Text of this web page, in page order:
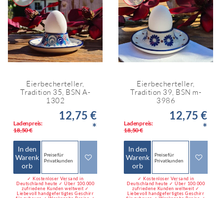
Eierbecherteller,
Tradition 35, BSN A-
1302
Ladenpreis:
18,50 €
12,75 €
*
In den
Warenk
orb
Preise für
Privatkunden
✓ Kostenloser Versand in
Deutschland heute ✓ Über 100.000
zufriedene Kunden weltweit ✓
Liebevoll handgefertigtes Geschirr
Eierbecherteller,
Tradition 39, BSN m-
3986
Ladenpreis:
18,50 €
12,75 €
*
In den
Warenk
orb
Preise für
Privatkunden
✓ Kostenloser Versand in
Deutschland heute ✓ Über 100.000
zufriedene Kunden weltweit ✓
Liebevoll handgefertigtes Geschirr